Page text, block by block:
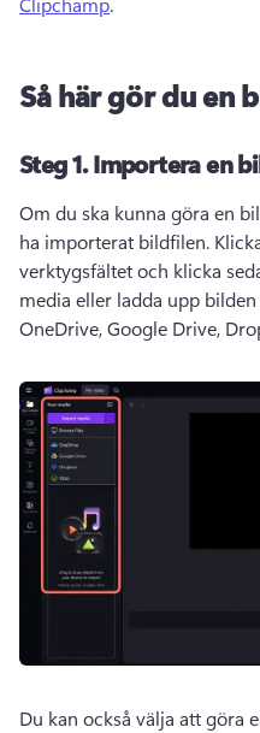
Så här gör du en
Steg 1.Importera en
Om du ska kunna göra en
ha importerat bildfilen.
verktygsfältet och klicka
media eller ladda upp
OneDrive, Google Drive,
Du kan också välja att göra